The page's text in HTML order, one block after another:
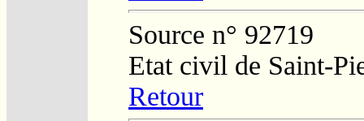
Source n° 92719
Etat civil de Saint-
Retour